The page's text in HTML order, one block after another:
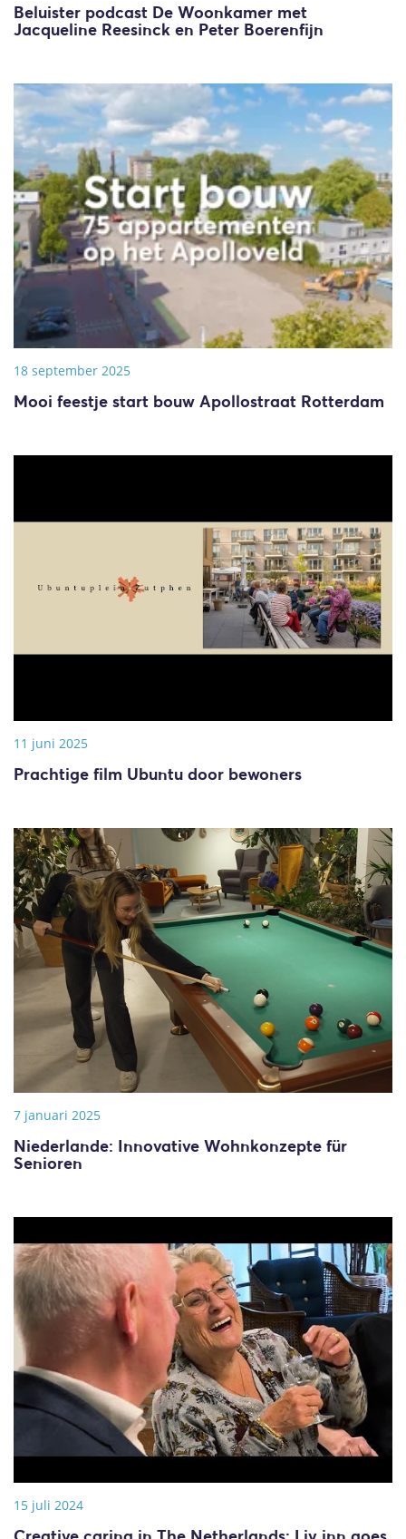
Beluister podcast De Woonkamer met
Jacqueline Reesinck en Peter Boerenfijn
18 september 2025
Mooi feestje start bouw Apollostraat Rotterdam
11 juni 2025
Prachtige film Ubuntu door bewoners
7 januari 2025
Niederlande: Innovative Wohnkonzepte für
Senioren
15 juli 2024